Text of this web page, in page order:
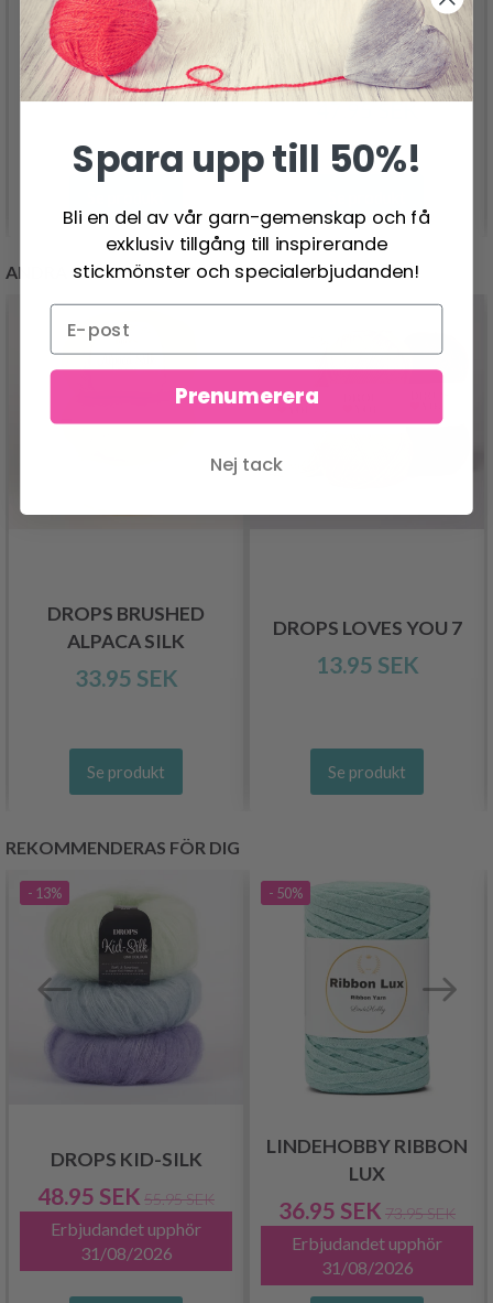
GO HANDMADE TYG
47.95 SEK
GO HANDMADE
BLONT TYG
47.95 SEK
ANDRA KUNDER KÖPTE
DROPS BRUSHED
ALPACA SILK
33.95 SEK
Se produkt
DROPS LOVES YOU 7
13.95 SEK
Se produkt
REKOMMENDERAS FÖR DIG
- 13%
DROPS KID-SILK
48.95 SEK 55.95 SEK
Erbjudandet upphör
31/08/2026
- 50%
LINDEHOBBY RIBBON
LUX
36.95 SEK 73.95 SEK
Erbjudandet upphör
31/08/2026
Spara upp till 50%!
Bli en del av vår garn-gemenskap och få
exklusiv tillgång till inspirerande
stickmönster och specialerbjudanden!
Prenumerera
Nej tack